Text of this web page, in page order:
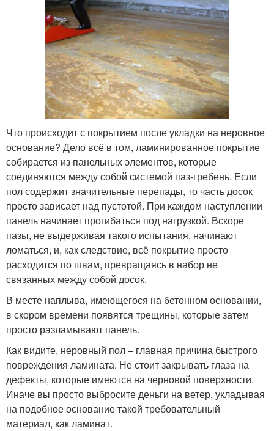
Что происходит с покрытием после укладки на неровное
основание? Дело всё в том, ламинированное покрытие
собирается из панельных элементов, которые
соединяются между собой системой паз-гребень. Если
пол содержит значительные перепады, то часть досок
просто зависает над пустотой. При каждом наступлении
панель начинает прогибаться под нагрузкой. Вскоре
пазы, не выдерживая такого испытания, начинают
ломаться, и, как следствие, всё покрытие просто
расходится по швам, превращаясь в набор не
связанных между собой досок.
В месте наплыва, имеющегося на бетонном основании,
в скором времени появятся трещины, которые затем
просто разламывают панель.
Как видите, неровный пол – главная причина быстрого
повреждения ламината. Не стоит закрывать глаза на
дефекты, которые имеются на черновой поверхности.
Иначе вы просто выбросите деньги на ветер, укладывая
на подобное основание такой требовательный
материал, как ламинат.